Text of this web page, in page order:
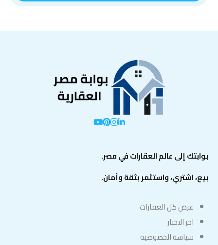
بوابتك إلى عالم العقارات في مصر.
بيع، اشتري، واستثمر بثقة وأمان.
عرض كل العقارات
اخر الاخبار
سياسة الخصوصية